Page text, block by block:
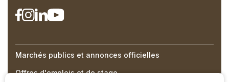
Right
Marchés publics et annonces officielles
Offres d'emplois et de stage